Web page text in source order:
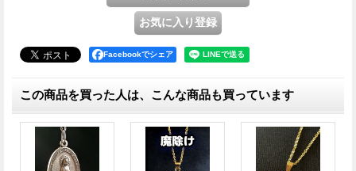
Facebookでシェア
この商品を買った人は、こんな商品も買っています